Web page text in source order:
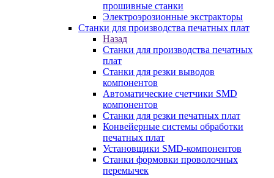
прошивные станки
Электроэрозионные экстракторы
Станки для производства печатных плат
Назад
Станки для производства печатных
плат
Станки для резки выводов
компонентов
Автоматические счетчики SMD
компонентов
Станки для резки печатных плат
Конвейерные системы обработки
печатных плат
Установщики SMD-компонентов
Станки формовки проволочных
перемычек